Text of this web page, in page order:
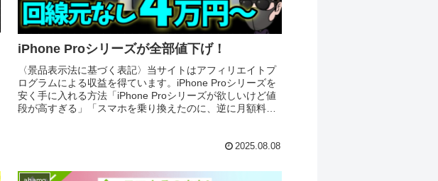
iPhone Proシリーズが全部値下げ！
〈景品表示法に基づく表記〉当サイトはアフィリエイトプ
ログラムによる収益を得ています。iPhone Proシリーズを
安く手に入れる方法「iPhone Proシリーズが欲しいけど値
段が高すぎる」「スマホを乗り換えたのに、逆に月額料金
2025.08.08